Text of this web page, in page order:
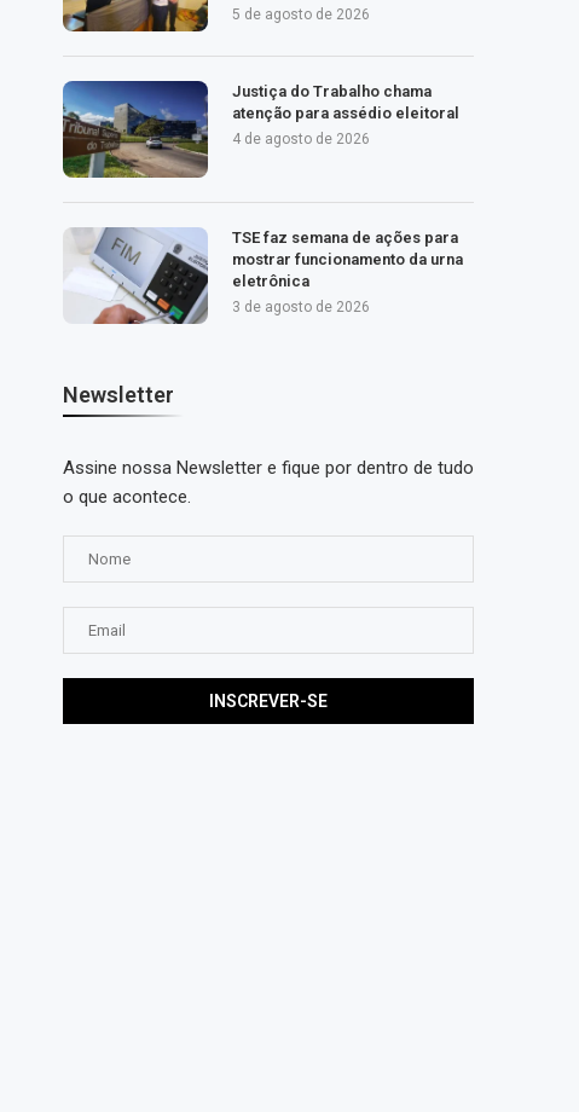
5 de agosto de 2026
Justiça do Trabalho chama
atenção para assédio eleitoral
4 de agosto de 2026
TSE faz semana de ações para
mostrar funcionamento da urna
eletrônica
3 de agosto de 2026
Newsletter
Assine nossa Newsletter e fique por dentro de tudo
o que acontece.